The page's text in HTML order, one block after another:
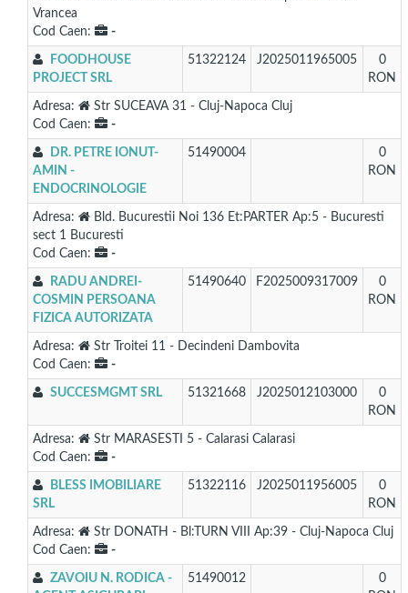
Vrancea
Cod Caen:
-
FOODHOUSE
PROJECT SRL
51322124 J2025011965005
0
RON
Adresa:
Str SUCEAVA 31 - Cluj-Napoca Cluj
Cod Caen:
-
DR. PETRE IONUT-
AMIN -
ENDOCRINOLOGIE
51490004
0
RON
Adresa:
Bld. Bucurestii Noi 136 Et:PARTER Ap:5 - Bucuresti
sect 1 Bucuresti
Cod Caen:
-
RADU ANDREI-
COSMIN PERSOANA
FIZICA AUTORIZATA
51490640 F2025009317009
0
RON
Adresa:
Str Troitei 11 - Decindeni Dambovita
Cod Caen:
-
SUCCESMGMT SRL 51321668 J2025012103000
0
RON
Adresa:
Str MARASESTI 5 - Calarasi Calarasi
Cod Caen:
-
BLESS IMOBILIARE
SRL
51322116 J2025011956005
0
RON
Adresa:
Str DONATH - Bl:TURN VIII Ap:39 - Cluj-Napoca Cluj
Cod Caen:
-
ZAVOIU N. RODICA -
51490012
0